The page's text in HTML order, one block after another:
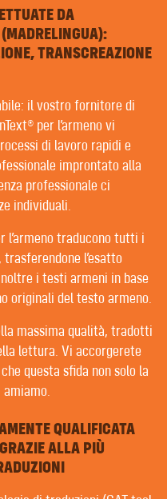
MARCHE
| PRESTAMPA
SEMPLICE
ARTIFICIALE
| REVISORI
DA NOI
PER FORTUNA
che non
con i clienti. È
dove il
DA
TRANSCREAZIONE
il vostro fornitore di
per l’armeno vi
di lavoro rapidi e
improntato alla
professionale ci
individuali.
l’armeno traducono tutti i
l’esatto
i testi armeni in base
originali del testo armeno.
massima qualità, tradotti
lettura. Vi accorgerete
questa sfida non solo la
QUALIFICATA
ALLA PIÙ